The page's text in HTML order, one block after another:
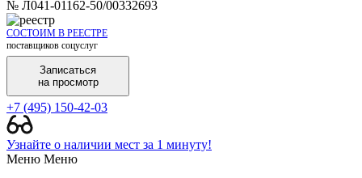
№ Л041-01162-50/00332693
СОСТОИМ В РЕЕСТРЕ
поставщиков соцуслуг
Записаться
на просмотр
+7 (495) 150-42-03
Узнайте о наличии мест за 1 минуту!
Меню Меню